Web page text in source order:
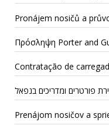
Pronájem nosičů a
Πρόσληψη Porter and
Contratação de
פורטרים ומדריכים בנפאל
Prenájom nosičov a